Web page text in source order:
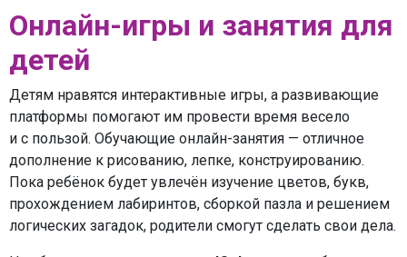
Онлайн-игры и занятия для
детей
Детям нравятся интерактивные игры, а развивающие
платформы помогают им провести время весело
и с пользой. Обучающие онлайн-занятия — отличное
дополнение к рисованию, лепке, конструированию.
Пока ребёнок будет увлечён изучение цветов, букв,
прохождением лабиринтов, сборкой пазла и решением
логических загадок, родители смогут сделать свои дела.